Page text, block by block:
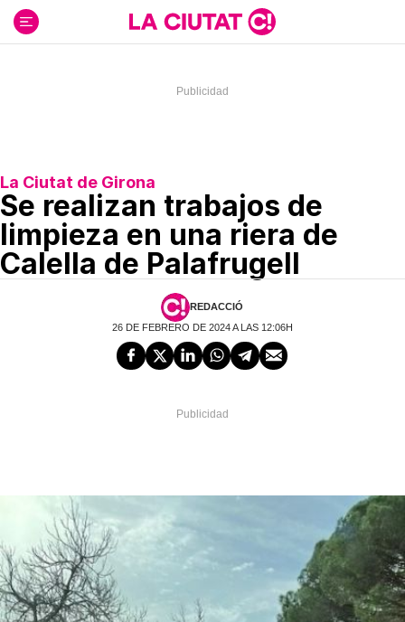
contenido
La Ciutat de Girona
Se realizan trabajos de
limpieza en una riera de
Calella de Palafrugell
REDACCIÓ
26 DE FEBRERO DE 2024 A LAS 12:06H